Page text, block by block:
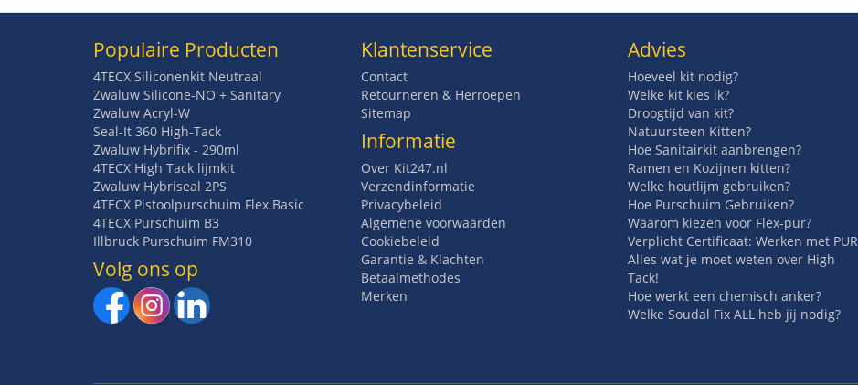
Populaire Producten
4TECX Siliconenkit Neutraal
Zwaluw Silicone-NO + Sanitary
Zwaluw Acryl-W
Seal-It 360 High-Tack
Zwaluw Hybrifix - 290ml
4TECX High Tack lijmkit
Zwaluw Hybriseal 2PS
4TECX Pistoolpurschuim Flex Basic
4TECX Purschuim B3
Illbruck Purschuim FM310
Volg ons op
Klantenservice
Contact
Retourneren & Herroepen
Sitemap
Informatie
Over Kit247.nl
Verzendinformatie
Privacybeleid
Algemene voorwaarden
Cookiebeleid
Garantie & Klachten
Betaalmethodes
Merken
Advies
Hoeveel kit nodig?
Welke kit kies ik?
Droogtijd van kit?
Natuursteen Kitten?
Hoe Sanitairkit aanbrengen?
Ramen en Kozijnen kitten?
Welke houtlijm gebruiken?
Hoe Purschuim Gebruiken?
Waarom kiezen voor Flex-pur?
Verplicht Certificaat: Werken met PUR
Alles wat je moet weten over High
Tack!
Hoe werkt een chemisch anker?
Welke Soudal Fix ALL heb jij nodig?